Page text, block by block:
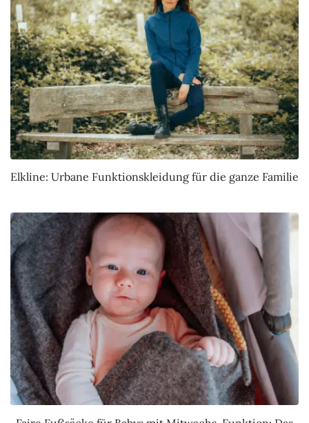
Elkline: Urbane Funktionskleidung für die ganze Familie